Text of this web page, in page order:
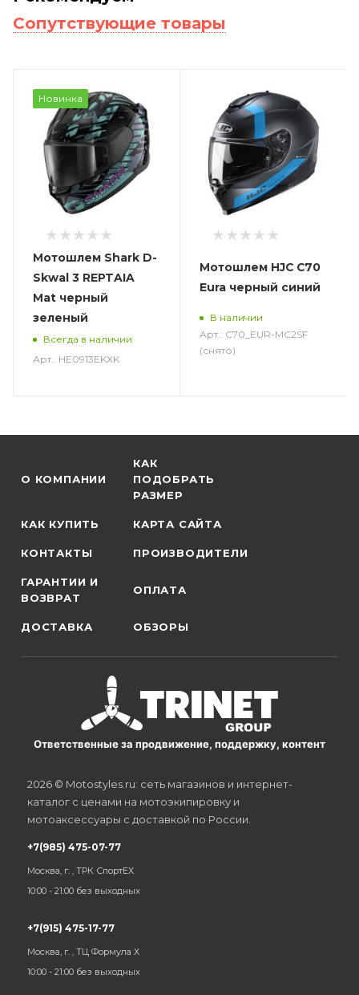
Сопутствующие товары
Новинка
Мотошлем Shark D-
Skwal 3 REPTAIA
Mat черный
зеленый
Всегда в наличии
Арт.: HE0913EKXK
Мотошлем HJC C70
Eura черный синий
В наличии
Арт.: C70_EUR-MC2SF
(снято)
О КОМПАНИИ
КАК
ПОДОБРАТЬ
РАЗМЕР
КАК КУПИТЬ КАРТА САЙТА
КОНТАКТЫ ПРОИЗВОДИТЕЛИ
ГАРАНТИИ И
ВОЗВРАТ
ОПЛАТА
ДОСТАВКА ОБЗОРЫ
Ответственные за продвижение, поддержку, контент
2026 © Motostyles.ru: сеть магазинов и интернет-
каталог с ценами на мотоэкипировку и
мотоаксессуары с доставкой по России.
+7(985) 475-07-77
Москва, г. , ТРК СпортЕХ
10:00 - 21:00 без выходных
+7(915) 475-17-77
Москва, г. , ТЦ Формула Х
10:00 - 21:00 без выходных